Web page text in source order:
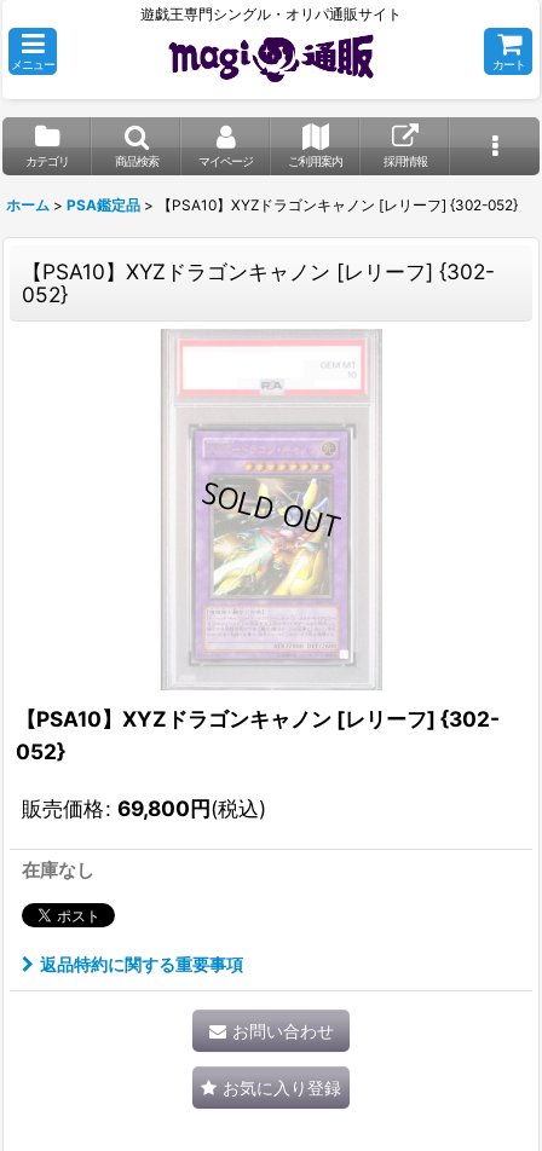
遊戯王専門シングル・オリパ通販サイト
メニュー カート
カテゴリ 商品検索 マイページ ご利用案内 採用情報
ホーム > PSA鑑定品 > 【PSA10】XYZドラゴンキャノン [レリーフ] {302-052}
【PSA10】XYZドラゴンキャノン [レリーフ] {302-
052}
【PSA10】XYZドラゴンキャノン [レリーフ] {302-
052}
販売価格: 69,800円(税込)
在庫なし
返品特約に関する重要事項
お問い合わせ
お気に入り登録